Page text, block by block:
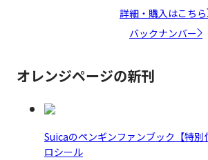
詳細・購入はこちら
バックナンバー
オレンジページの新刊
Suicaのペンギンファンブック【特
ロシール